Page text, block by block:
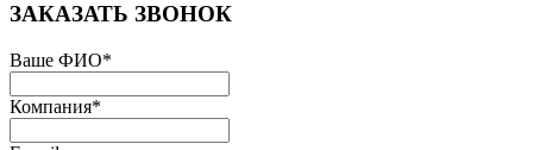
ЗАКАЗАТЬ ЗВОНОК
Ваше ФИО*
Компания*